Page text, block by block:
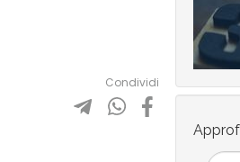
Condividi